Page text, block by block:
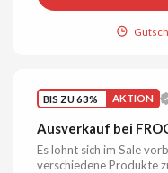
BIS ZU 63% AKTION
Ausverkauf bei
Es lohnt sich im Sale
verschiedene Produkte